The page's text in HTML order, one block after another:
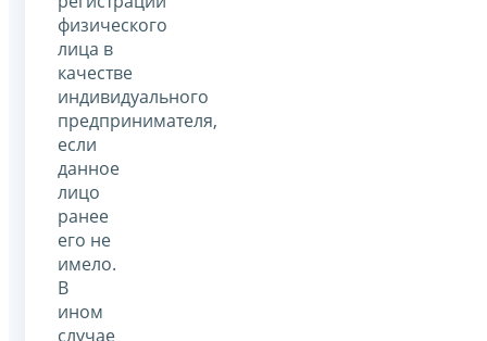
физического
лица в
качестве
индивидуального
предпринимателя,
если
данное
лицо
ранее
его не
имело.
В
ином
случае